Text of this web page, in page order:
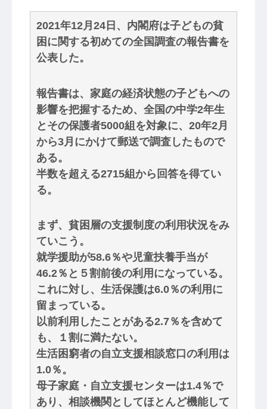
2021年12月24日、内閣府は子どもの貧
困に関する初めての全国調査の報告書を
公表した。
報告書は、家庭の経済状態の子どもへの
影響を把握するため、全国の中学2年生
とその保護者5000組を対象に、20年2月
から3月にかけて郵送で調査したもので
ある。
半数を超える2715組から回答を得てい
る。
まず、貧困層の支援制度の利用状況をみ
ていこう。
就学援助が58.6％や児童扶養手当が
46.2％と５割前後の利用になっている。
これに対し、生活保護は6.0％の利用に
留まっている。
以前利用したことがある2.7％を含めて
も、１割に満たない。
生活困窮者の自立支援相談窓口の利用は
1.0％。
母子家庭・自立支援センターは1.4％で
あり、相談機関としてほとんど機能して